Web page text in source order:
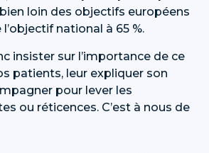
loin des objectifs européens
national à 65 %.
insister sur l’importance de ce
patients, leur expliquer son
pour lever les
ou réticences. C’est à nous de